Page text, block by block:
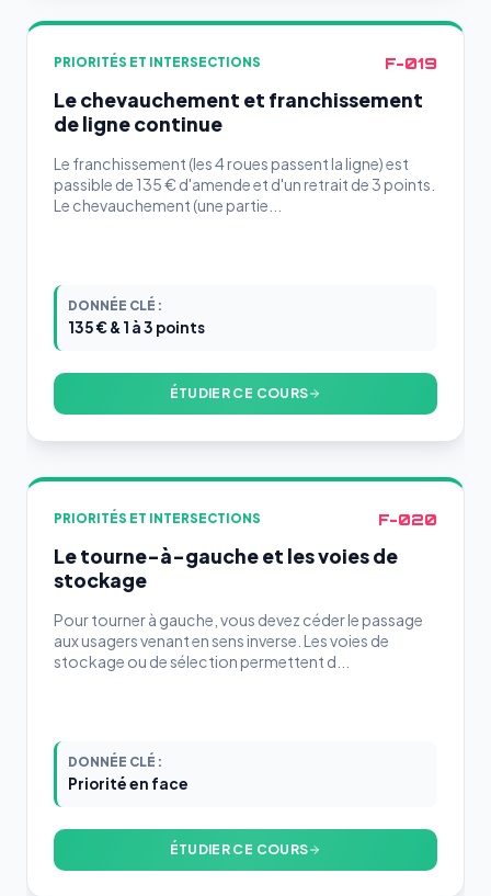
PRIORITÉS ET INTERSECTIONS F-019
Le chevauchement et franchissement
de ligne continue
Le franchissement (les 4 roues passent la ligne) est
passible de 135 € d'amende et d'un retrait de 3 points.
Le chevauchement (une partie...
DONNÉE CLÉ :
135 € & 1 à 3 points
ÉTUDIER CE COURS
PRIORITÉS ET INTERSECTIONS F-020
Le tourne-à-gauche et les voies de
stockage
Pour tourner à gauche, vous devez céder le passage
aux usagers venant en sens inverse. Les voies de
stockage ou de sélection permettent d...
DONNÉE CLÉ :
Priorité en face
ÉTUDIER CE COURS